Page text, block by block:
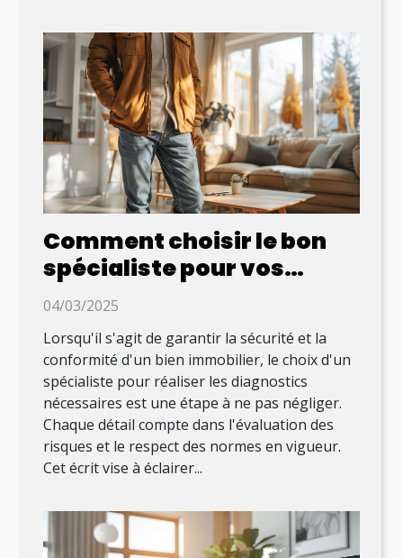
Comment choisir le bon
spécialiste pour vos
diagnostics immobiliers ?
04/03/2025
Lorsqu'il s'agit de garantir la sécurité et la
conformité d'un bien immobilier, le choix d'un
spécialiste pour réaliser les diagnostics
nécessaires est une étape à ne pas négliger.
Chaque détail compte dans l'évaluation des
risques et le respect des normes en vigueur.
Cet écrit vise à éclairer...